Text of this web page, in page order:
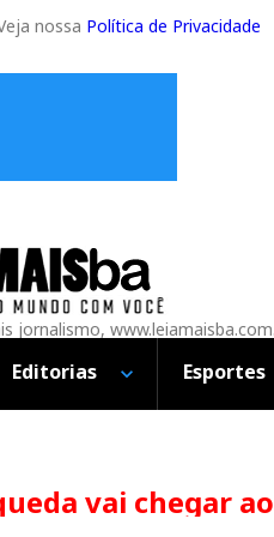
nossa Política de Privacidade
jornalismo,
Editorias Esportes
vai chegar ao